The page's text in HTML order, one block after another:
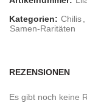
Kategorien: Chilis,
Samen-Raritäten
REZENSIONEN
Es gibt noch keine